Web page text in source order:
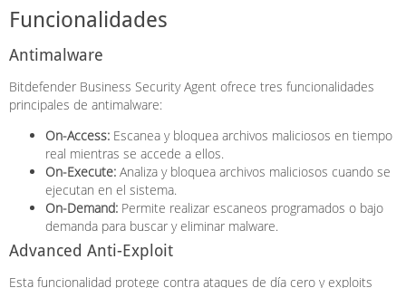
Funcionalidades
Antimalware
Bitdefender Business Security Agent ofrece tres funcionalidades
principales de antimalware:
On-Access: Escanea y bloquea archivos maliciosos en tiempo
real mientras se accede a ellos.
On-Execute: Analiza y bloquea archivos maliciosos cuando se
ejecutan en el sistema.
On-Demand: Permite realizar escaneos programados o bajo
demanda para buscar y eliminar malware.
Advanced Anti-Exploit
Esta funcionalidad protege contra ataques de día cero y exploits